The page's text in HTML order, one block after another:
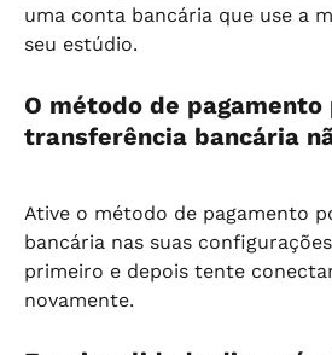
uma conta bancária que use a
seu estúdio.
O método de pagamento
transferência bancária
Ative o método de pagamento
bancária nas suas
primeiro e depois tente
novamente.